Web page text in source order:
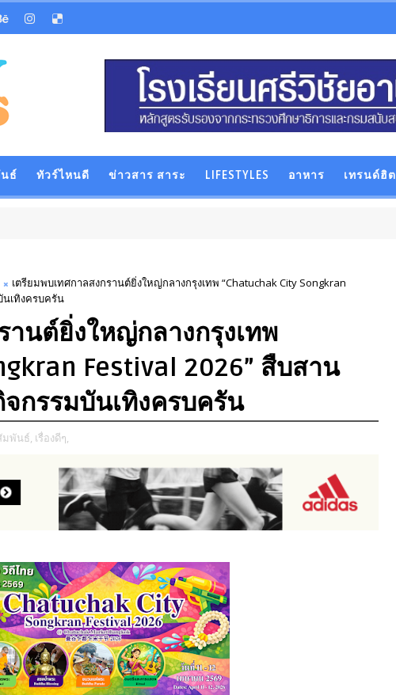
ธ์ ทัวร์ไหนดี ข่าวสาร สาระ LIFESTYLES อาหาร เทรนด์ฮิต
เตรียมพบเทศกาลสงกรานต์ยิ่งใหญ่กลางกรุงเทพ “Chatuchak City Songkran
เทิงครบครัน
านต์ยิ่งใหญ่กลางกรุงเทพ
Festival 2026” สืบสาน
กรรมบันเทิงครบครัน
มพันธ์, เรื่องดีๆ,